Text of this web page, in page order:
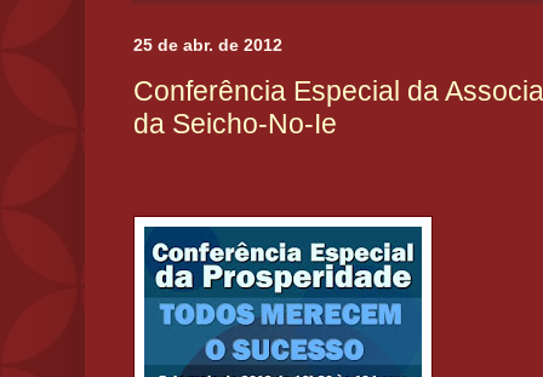
25 de abr. de 2012
Conferência Especial da
da Seicho-No-Ie